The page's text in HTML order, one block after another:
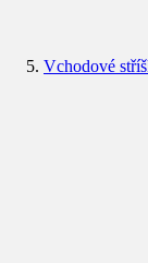
Vchodové